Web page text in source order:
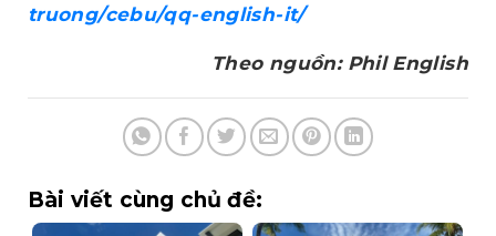
truong/cebu/qq-english-it/
Theo nguồn: Phil English
Bài viết cùng chủ đề: